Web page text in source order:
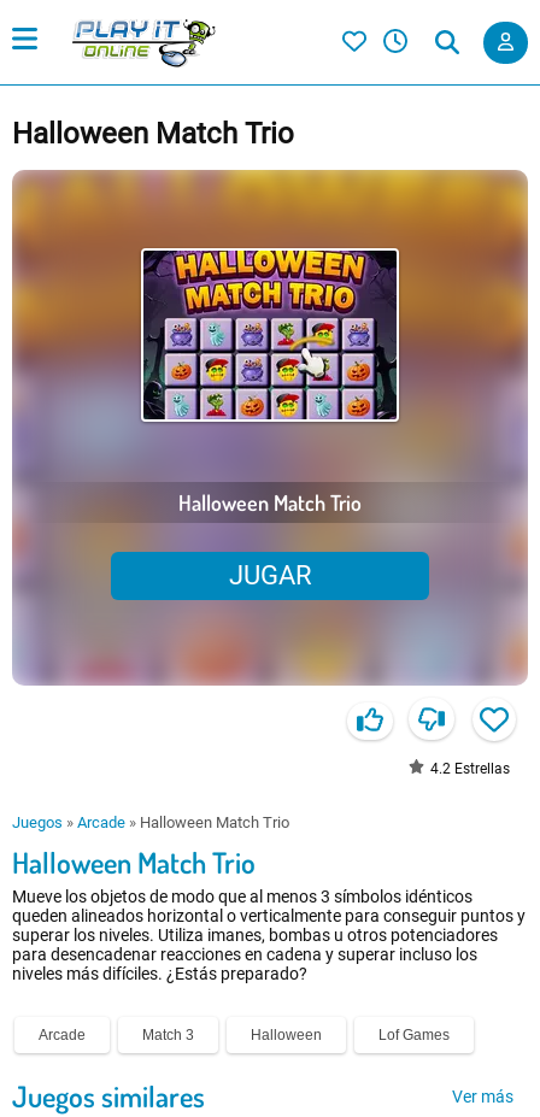
Halloween Match Trio
Halloween Match Trio
JUGAR
4.2 Estrellas
Juegos » Arcade » Halloween Match Trio
Halloween Match Trio
Mueve los objetos de modo que al menos 3 símbolos idénticos
queden alineados horizontal o verticalmente para conseguir puntos y
superar los niveles. Utiliza imanes, bombas u otros potenciadores
para desencadenar reacciones en cadena y superar incluso los
niveles más difíciles. ¿Estás preparado?
Arcade Match 3 Halloween Lof Games
Juegos similares Ver más